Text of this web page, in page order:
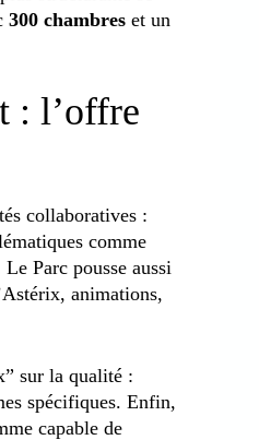
300 chambres et un
: l’offre
collaboratives :
comme
Le Parc pousse aussi
animations,
sur la qualité :
spécifiques. Enfin,
capable de